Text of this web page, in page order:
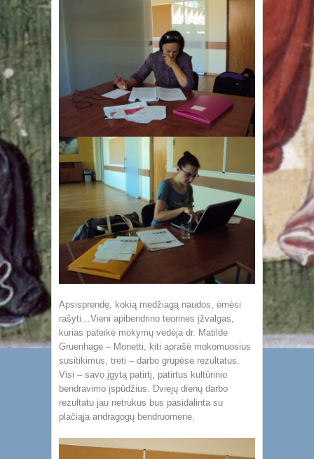
Apsisprendę, kokią medžiagą naudos, ėmėsi
rašyti…Vieni apibendrino teorines įžvalgas,
kurias pateikė mokymų vedėja dr. Matilde
Gruenhage – Monetti, kiti aprašė mokomuosius
susitikimus, treti – darbo grupėse rezultatus.
Visi – savo įgytą patirtį, patirtus kultūrinio
bendravimo įspūdžius. Dviejų dienų darbo
rezultatu jau netrukus bus pasidalinta su
plačiąja andragogų bendruomene.